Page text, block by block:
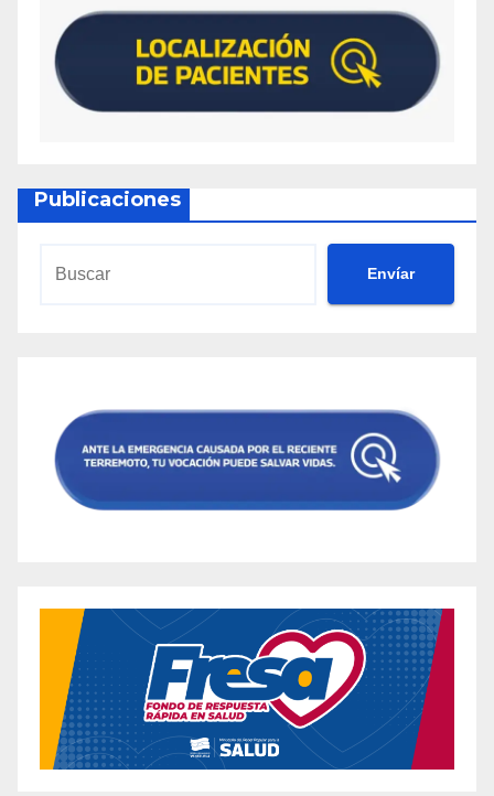
Publicaciones
Envíar